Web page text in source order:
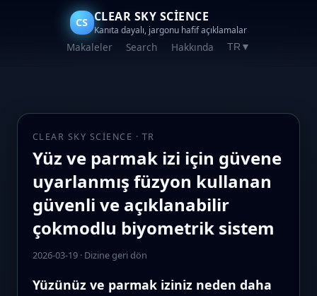
CS CLEAR SKY SCIENCE
Kanıta dayalı, jargonu hafif açıklamalar
Makaleler Search Hakkında TR ▼
CLEAR SKY SCIENCE · TR
Yüz ve parmak izi için güvene
uyarlanmış füzyon kullanan
güvenli ve açıklanabilir
çokmodlu biyometrik sistem
2026-03-19· Dizine geri dön
Yüzünüz ve parmak iziniz neden daha